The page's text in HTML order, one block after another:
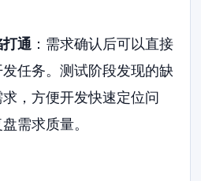
通 ：需求确认后可以直接
任务。测试阶段发现的缺
，方便开发快速定位问
需求质量。